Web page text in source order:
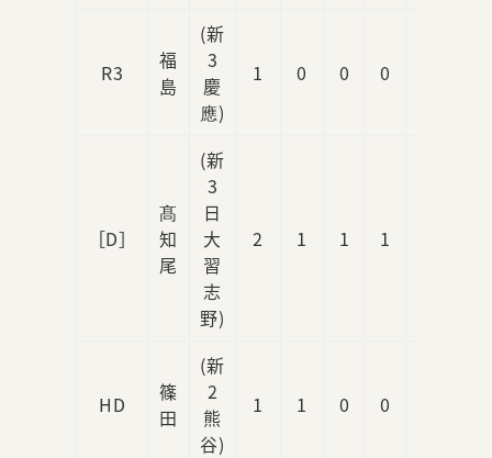
R3
福
島
(新
3
慶
應)
1 0 0 0
［D］
髙
知
尾
(新
3
日
大
習
志
野)
2 1 1 1
HD
篠
田
(新
2
熊
谷)
1 1 0 0